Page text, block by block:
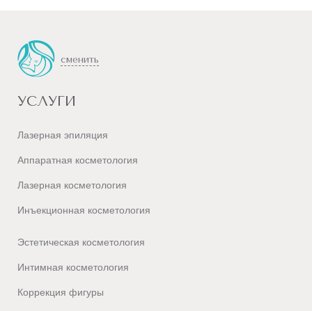
сменить
УСЛУГИ
Лазерная эпиляция
Аппаратная косметология
Лазерная косметология
Инъекционная косметология
Эстетическая косметология
Интимная косметология
Коррекция фигуры